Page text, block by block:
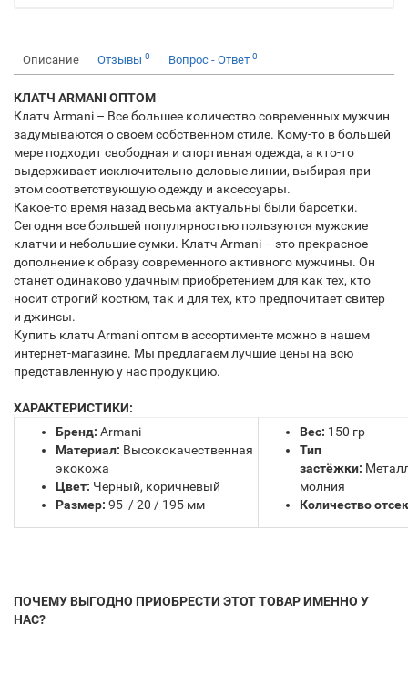
Описание Отзывы 0 Вопрос - Ответ 0
КЛАТЧ ARMANI ОПТОМ
Клатч Armani – Все большее количество современных мужчин
задумываются о своем собственном стиле. Кому-то в большей
мере подходит свободная и спортивная одежда, а кто-то
выдерживает исключительно деловые линии, выбирая при
этом соответствующую одежду и аксессуары.
Какое-то время назад весьма актуальны были барсетки.
Сегодня все большей популярностью пользуются мужские
клатчи и небольшие сумки. Клатч Armani – это прекрасное
дополнение к образу современного активного мужчины. Он
станет одинаково удачным приобретением для как тех, кто
носит строгий костюм, так и для тех, кто предпочитает свитер
и джинсы.
Купить клатч Armani оптом в ассортименте можно в нашем
интернет-магазине. Мы предлагаем лучшие цены на всю
представленную у нас продукцию.
ХАРАКТЕРИСТИКИ:
Бренд: Armani
Материал: Высококачественная
экокожа
Цвет: Черный, коричневый
Размер: 95 / 20 / 195 мм
Вес: 150 гр
Тип
застёжки:
молния
Количество
ПОЧЕМУ ВЫГОДНО ПРИОБРЕСТИ ЭТОТ ТОВАР ИМЕННО У
НАС?